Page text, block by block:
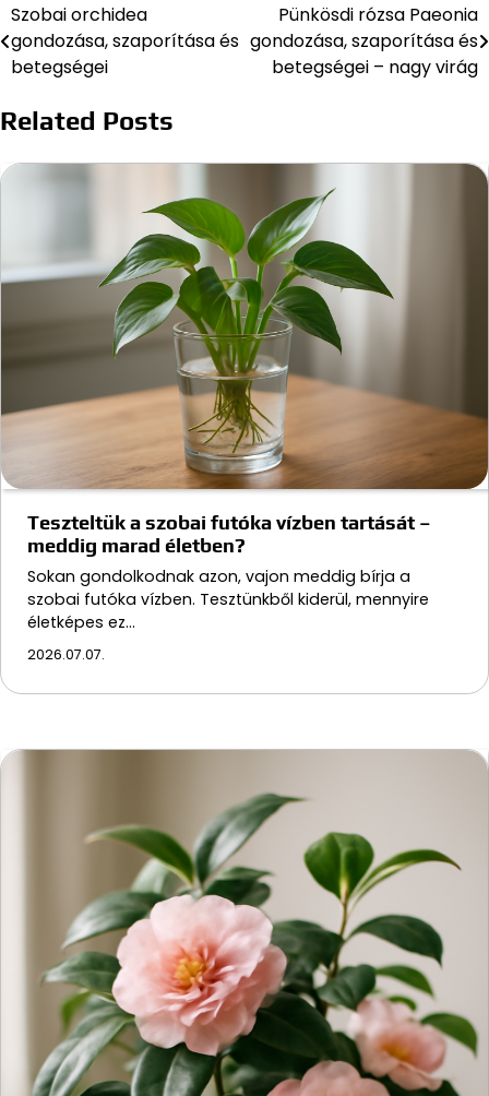
Bejegyzés
navigáció
Szobai orchidea
gondozása, szaporítása és
betegségei
Pünkösdi rózsa Paeonia
gondozása, szaporítása és
betegségei – nagy virág
Related Posts
Teszteltük a szobai futóka vízben tartását –
meddig marad életben?
Sokan gondolkodnak azon, vajon meddig bírja a
szobai futóka vízben. Tesztünkből kiderül, mennyire
életképes ez…
2026.07.07.